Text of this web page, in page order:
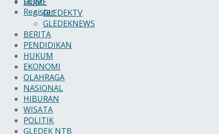
RegisterGLEDEKTV
GLEDEKNEWS
BERITA
PENDIDIKAN
HUKUM
EKONOMI
OLAHRAGA
NASIONAL
HIBURAN
WISATA
POLITIK
GLEDEK NTB